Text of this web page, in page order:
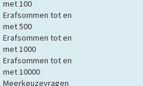
met 100
Erafsommen tot en
met 500
Erafsommen tot en
met 1000
Erafsommen tot en
met 10000
Meerkeuzevragen